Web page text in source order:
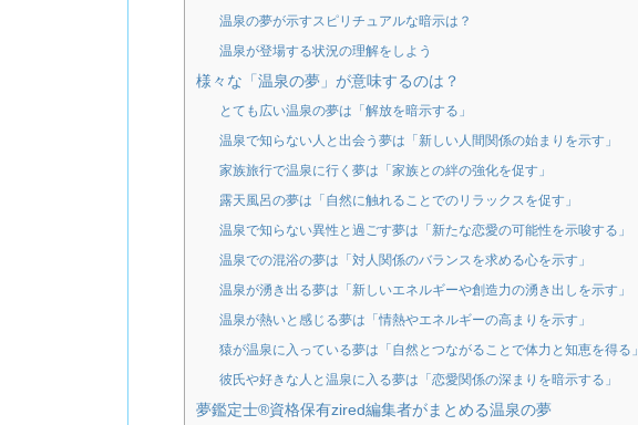
温泉の夢が示すスピリチュアルな暗示は？
温泉が登場する状況の理解をしよう
様々な「温泉の夢」が意味するのは？
とても広い温泉の夢は「解放を暗示する」
温泉で知らない人と出会う夢は「新しい人間関係の始まりを示す」
家族旅行で温泉に行く夢は「家族との絆の強化を促す」
露天風呂の夢は「自然に触れることでのリラックスを促す」
温泉で知らない異性と過ごす夢は「新たな恋愛の可能性を示唆する」
温泉での混浴の夢は「対人関係のバランスを求める心を示す」
温泉が湧き出る夢は「新しいエネルギーや創造力の湧き出しを示す」
温泉が熱いと感じる夢は「情熱やエネルギーの高まりを示す」
猿が温泉に入っている夢は「自然とつながることで体力と知恵を得る」
彼氏や好きな人と温泉に入る夢は「恋愛関係の深まりを暗示する」
夢鑑定士®資格保有zired編集者がまとめる温泉の夢